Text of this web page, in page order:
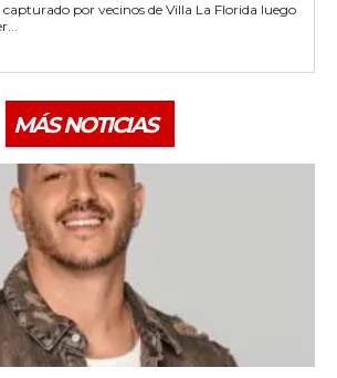
por vecinos de Villa La Florida luego
MÁS NOTICIAS